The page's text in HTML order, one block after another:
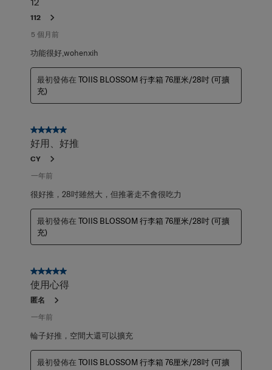
論。
112
5 個月前
功能很好,wohenxih
最初發佈在TOIIS BLOSSOM 行李箱 76厘米/28吋 (可擴
充)
好用、好推
CY
一年前
很好推，28吋雖然大，但推著走不會很吃力
最初發佈在TOIIS BLOSSOM 行李箱 76厘米/28吋 (可擴
充)
使用心得
匿名
一年前
輪子好推，空間大還可以擴充
最初發佈在TOIIS BLOSSOM 行李箱 76厘米/28吋 (可擴
充)